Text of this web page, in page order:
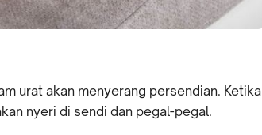
urat akan menyerang persendian. Ketika
nyeri di sendi dan pegal-pegal.